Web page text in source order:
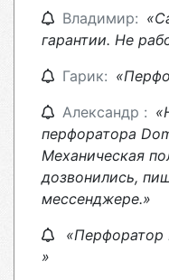
Владимир:
гарантии. Не
Гарик:
Александр :
перфоратора
Механическая
дозвонились,
мессенджере.»
«Перфоратор
»